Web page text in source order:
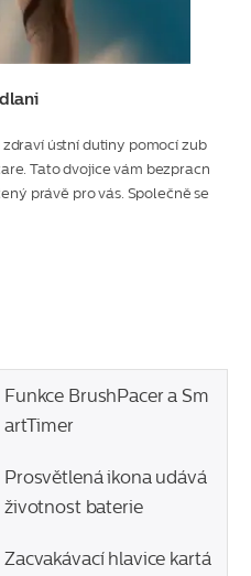
ústní dutiny pomocí zub
Tato dvojice vám bezpracn
právě pro vás. Společně se
Funkce BrushPacer a Sm
artTimer
Prosvětlená ikona udává
životnost baterie
Zacvakávací hlavice kartá